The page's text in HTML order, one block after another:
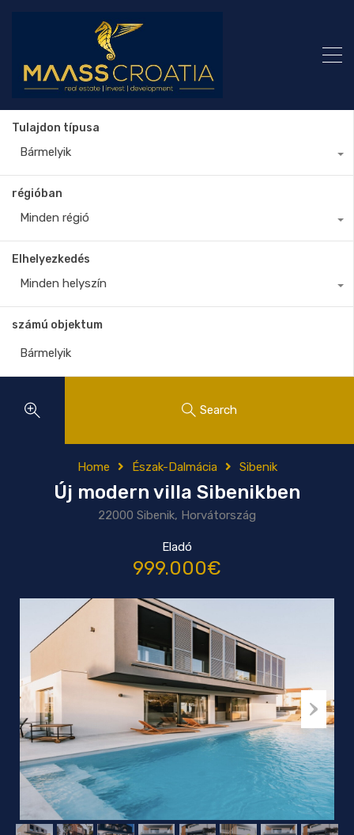
Tulajdon típusa
Bármelyik
régióban
Minden régió
Elhelyezkedés
Minden helyszín
számú objektum
Search
Home Észak-Dalmácia Sibenik
Új modern villa Sibenikben
22000 Sibenik, Horvátország
Eladó
999.000€